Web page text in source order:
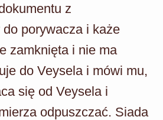
z
porywacza i każe
zamknięta i nie ma
do Veysela i mówi mu,
się od Veysela i
odpuszczać. Siada